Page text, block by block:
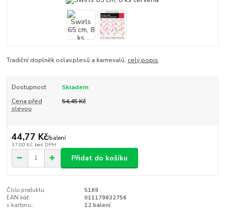
Tradiční doplněk oslav,plesů a karnevalů. celý popis
Dostupnost
Skladem
Cena před
slevou
54,45 Kč
44,77 Kč/balení
37,00 Kč bez DPH
Přidat do košíku
Číslo produktu:
5169
EAN kód:
011179632756
v kartonu::
12 balení